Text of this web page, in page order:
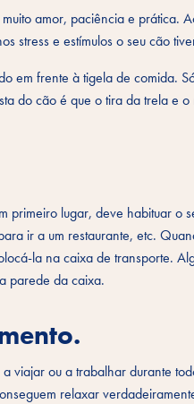
amor, paciência e prática.
stress e estímulos o seu cão
em frente à tigela de comida.
do cão é que o tira da trela e
primeiro lugar, deve habituar o
ir a um restaurante, etc.
la na caixa de transporte.
parede da caixa.
viajar ou a trabalhar durante
relaxar